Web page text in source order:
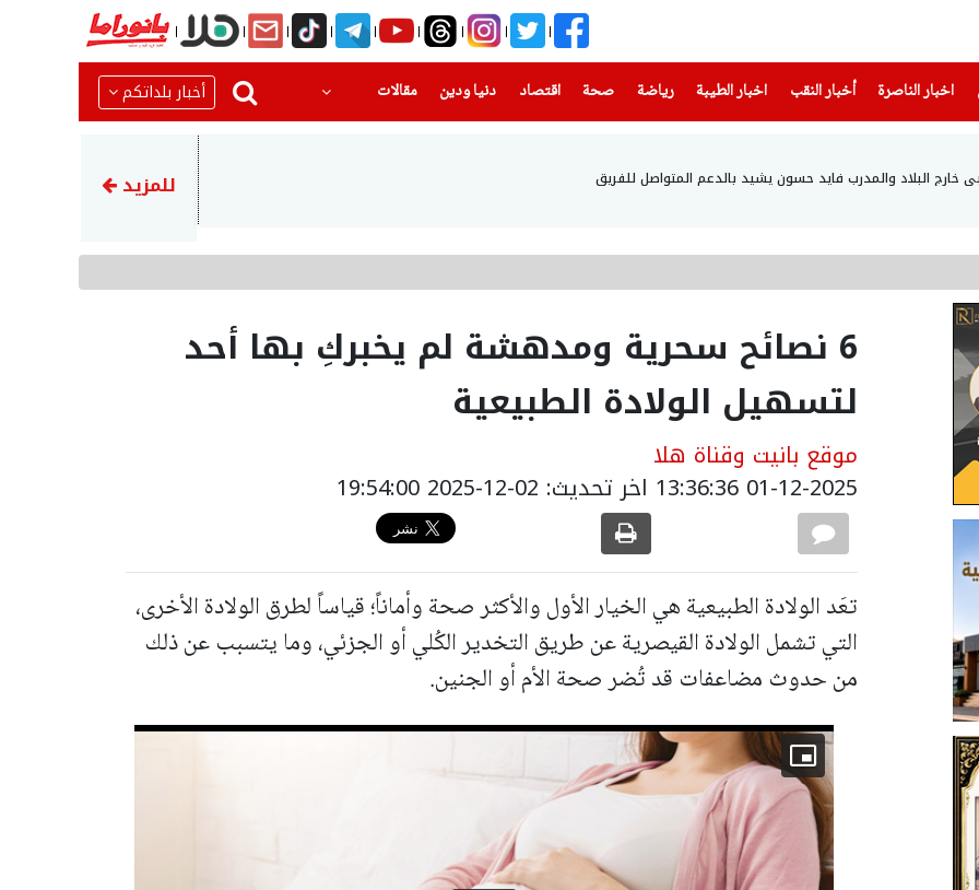
اخبار الناصرة
(current) أخبار النقب اخبار الطيبة(current) رياضة
(current) صحة(current) اقتصاد دنيا ودين
(current) مقالات أخبار بلداتكم
خارج البلاد والمدرب فايد حسون يشيد بالدعم المتواصل للفريق تمديد اعتقال 4 أشخاص بشبهة بيع المخدرات في حي ضاحية البريد بالقدس
للمزيد
6 نصائح سحرية ومدهشة لم يخبركِ بها أحد
لتسهيل الولادة الطبيعية
موقع بانيت وقناة هلا
01-12-2025 13:36:36 اخر تحديث: 02-12-2025 19:54:00
تعَد الولادة الطبيعية هي الخيار الأول والأكثر صحة وأماناً؛ قياساً لطرق الولادة الأخرى،
التي تشمل الولادة القيصرية عن طريق التخدير الكُلي أو الجزئي، وما يتسبب عن ذلك
من حدوث مضاعفات قد تُضر صحة الأم أو الجنين.